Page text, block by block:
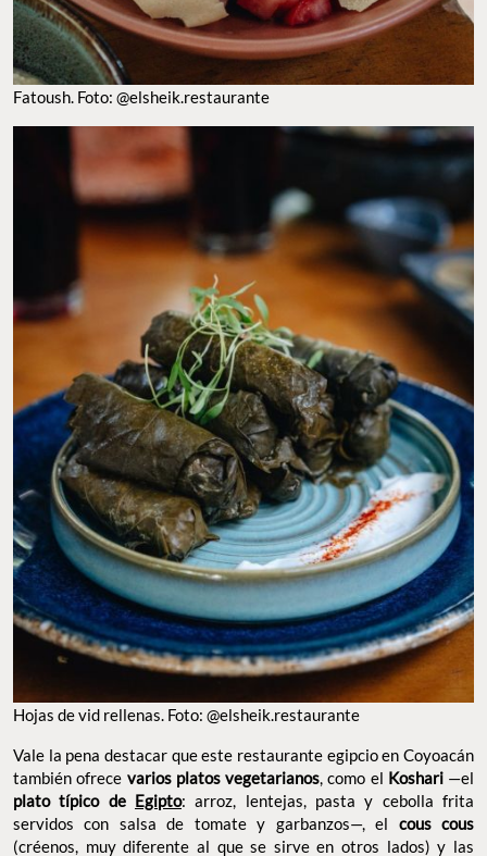
Fatoush. Foto: @elsheik.restaurante
Hojas de vid rellenas. Foto: @elsheik.restaurante
Vale la pena destacar que este restaurante egipcio en Coyoacán
también ofrece varios platos vegetarianos, como el Koshari—el
plato típico de Egipto: arroz, lentejas, pasta y cebolla frita
servidos con salsa de tomate y garbanzos—, el cous cous
(créenos, muy diferente al que se sirve en otros lados) y las